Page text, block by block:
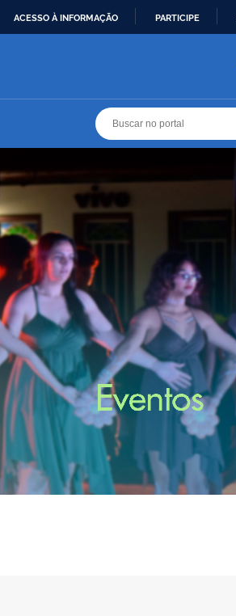
ACESSO À INFORMAÇÃO PARTICIPE